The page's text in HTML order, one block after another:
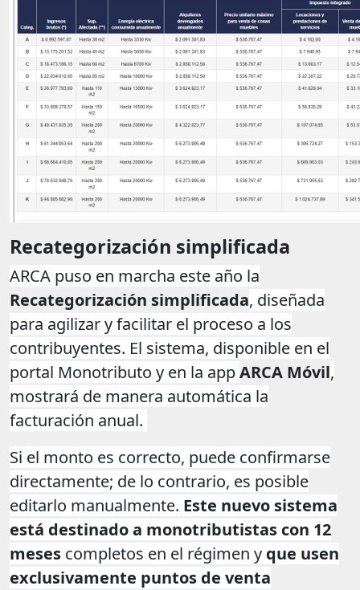
Recategorización simplificada
ARCA puso en marcha este año la
Recategorización simplificada, diseñada
para agilizar y facilitar el proceso a los
contribuyentes. El sistema, disponible en el
portal Monotributo y en la appARCA Móvil,
mostrará de manera automática la
facturación anual.
Si el monto es correcto, puede confirmarse
directamente; de lo contrario, es posible
editarlo manualmente. Este nuevo sistema
está destinado a monotributistas con 12
meses completos en el régimen y que usen
exclusivamente puntos de venta